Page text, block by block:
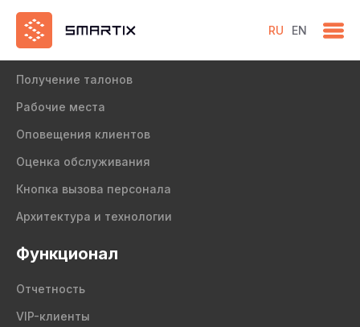
RU EN
Продукт
Получение талонов
Рабочие места
Оповещения клиентов
Оценка обслуживания
Кнопка вызова персонала
Архитектура и технологии
Функционал
Отчетность
VIP-клиенты